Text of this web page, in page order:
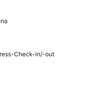
Check-in/-out